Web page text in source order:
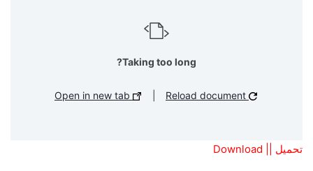
Taking too long?
تحميل || Download